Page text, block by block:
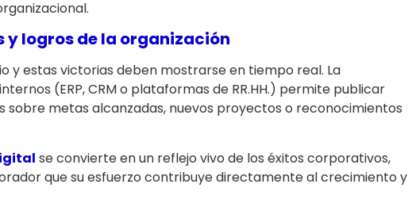
logros de la organización
y estas victorias deben mostrarse en tiempo real. La
(ERP, CRM o plataformas de RR.HH.) permite publicar
metas alcanzadas, nuevos proyectos o reconocimientos
se convierte en un reflejo vivo de los éxitos corporativos,
que su esfuerzo contribuye directamente al crecimiento y